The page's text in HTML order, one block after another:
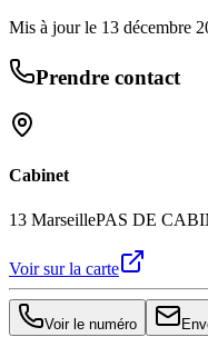
Mis à jour le 13 décembre
Prendre contact
Cabinet
13 MarseillePAS DE
Voir sur la carte
Voir le numéro